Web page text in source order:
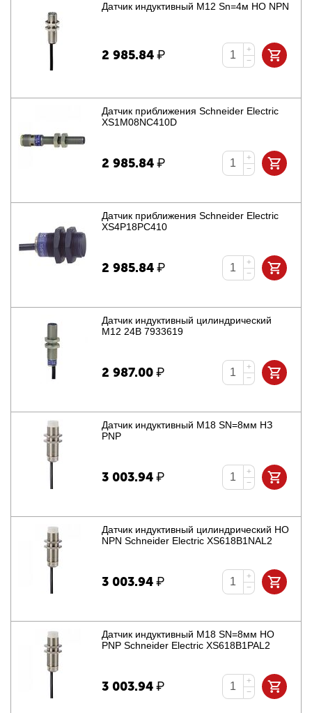
Датчик индуктивный M12 Sn=4м НО NPN
2 985.84₽
+
−
Датчик приближения Schneider Electric
XS1M08NC410D
2 985.84₽
+
−
Датчик приближения Schneider Electric
XS4P18PC410
2 985.84₽
+
−
Датчик индуктивный цилиндрический
M12 24В 7933619
2 987.00₽
+
−
Датчик индуктивный M18 SN=8мм НЗ
PNP
3 003.94₽
+
−
Датчик индуктивный цилиндрический НО
NPN Schneider Electric XS618B1NAL2
3 003.94₽
+
−
Датчик индуктивный M18 SN=8мм НО
PNP Schneider Electric XS618B1PAL2
3 003.94₽
+
−